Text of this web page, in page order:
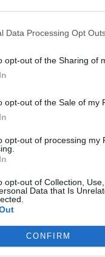
Data Processing Opt
opt-out of the Sharing of
opt-out of the Sale of my
opt-out of processing my
opt-out of Collection,
Data that Is
CONFIRM
Autorzy „The
pozwalających
Donald Trump wzywa
ajatollahów nie
z czasem– kto